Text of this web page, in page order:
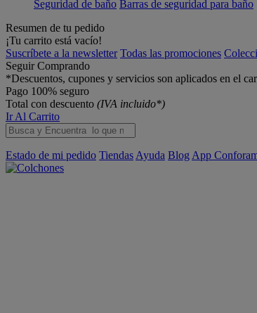
Seguridad de baño Barras de seguridad para baño
Resumen de tu pedido
¡Tu carrito está vacío!
Suscríbete a la newsletter Todas las promociones
Seguir Comprando
*Descuentos, cupones y servicios son aplicados en el
Pago 100% seguro
Total con descuento (IVA incluido*)
Ir Al Carrito
Estado de mi pedido Tiendas Ayuda Blog App